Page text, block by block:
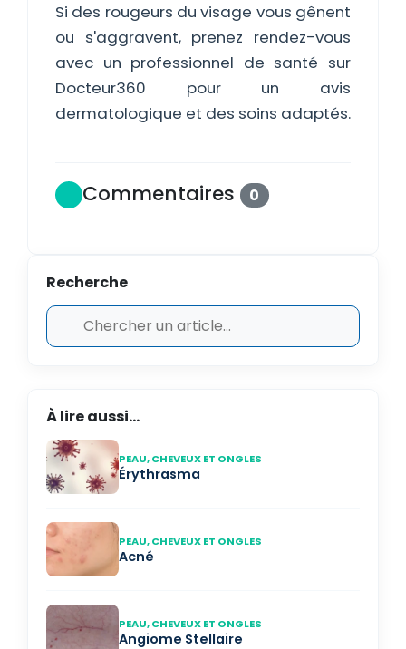
Si des rougeurs du visage vous gênent
ou s'aggravent, prenez rendez-vous
avec un professionnel de santé sur
Docteur360 pour un avis
dermatologique et des soins adaptés.
Commentaires 0
Recherche
À lire aussi...
PEAU, CHEVEUX ET ONGLES
Érythrasma
PEAU, CHEVEUX ET ONGLES
Acné
PEAU, CHEVEUX ET ONGLES
Angiome Stellaire